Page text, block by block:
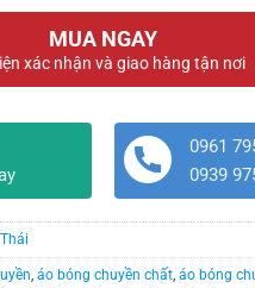
₫.
tại
là:
450.000
MUA NGAY
xác nhận và giao hàng tận nơi
0961
0939
, áo bóng chuyền chất, áo bóng